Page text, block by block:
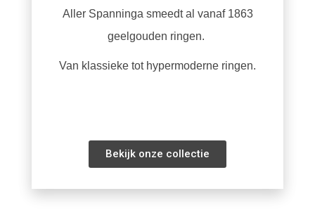
Aller Spanninga smeedt al vanaf 1863
geelgouden ringen.
Van klassieke tot hypermoderne ringen.
Bekijk onze collectie